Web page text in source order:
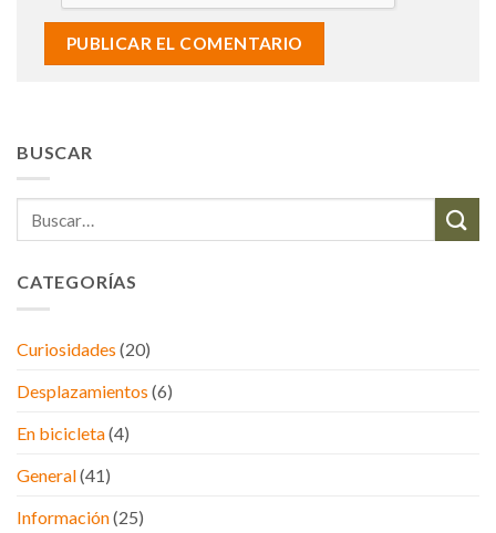
BUSCAR
CATEGORÍAS
Curiosidades (20)
Desplazamientos (6)
En bicicleta(4)
General(41)
Información(25)